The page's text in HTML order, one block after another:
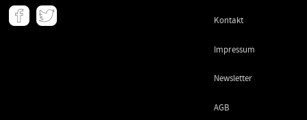
Meta
- Kontakt
Impressum
Newsletter
AGB